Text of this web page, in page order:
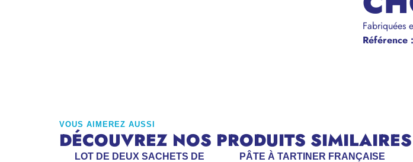
Fabriquées
Référence :
VOUS AIMEREZ AUSSI
DÉCOUVREZ NOS PRODUITS SIMILAIRES
LOT DE DEUX SACHETS DE
PÂTE À TARTINER FRANÇAISE